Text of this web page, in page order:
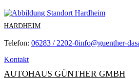
HARDHEIM
Telefon: 06283 / 2202-0info@guenther-
Kontakt
AUTOHAUS GÜNTHER GMBH